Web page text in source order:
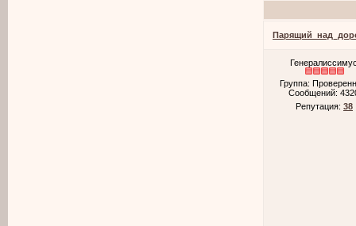
Группа:
Сообщений:
Репутация: 38